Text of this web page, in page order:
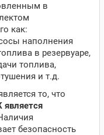
в
как:
наполнения
в резервуаре,
топлива,
и т.д.
то, что
является
безопасность